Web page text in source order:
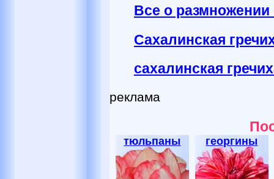
Все о размножении
Сахалинская
сахалинская
реклама
тюльпаны георгины